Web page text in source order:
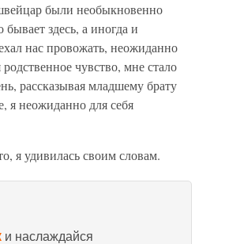
были необыкновенно
здесь, а иногда и
нас провожать, неожиданно
чувство, мне стало
рассказывая младшему брату
я неожиданно для себя
я удивилась своим словам.
и наслаждайся